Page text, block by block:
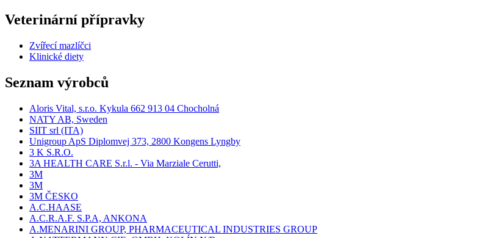
Veterinární přípravky
Zvířecí mazlíčci
Klinické diety
Seznam výrobců
Aloris Vital, s.r.o. Kykula 662 913 04 Chocholná
NATY AB, Sweden
SIIT srl (ITA)
Unigroup ApS Diplomvej 373, 2800 Kongens Lyngby
3 K S.R.O.
3A HEALTH CARE S.r.l. - Via Marziale Cerutti,
3M
3M
3M ČESKO
A.C.HAASE
A.C.R.A.F. S.P.A, ANKONA
A.MENARINI GROUP, PHARMACEUTICAL INDUSTRIES GROUP